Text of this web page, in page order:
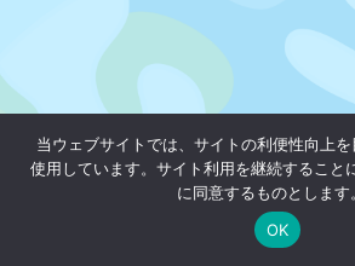
当ウェブサイトでは、サイトの利便性向上
使用しています。サイト利用を継続すること
に同意するものとします。
OK